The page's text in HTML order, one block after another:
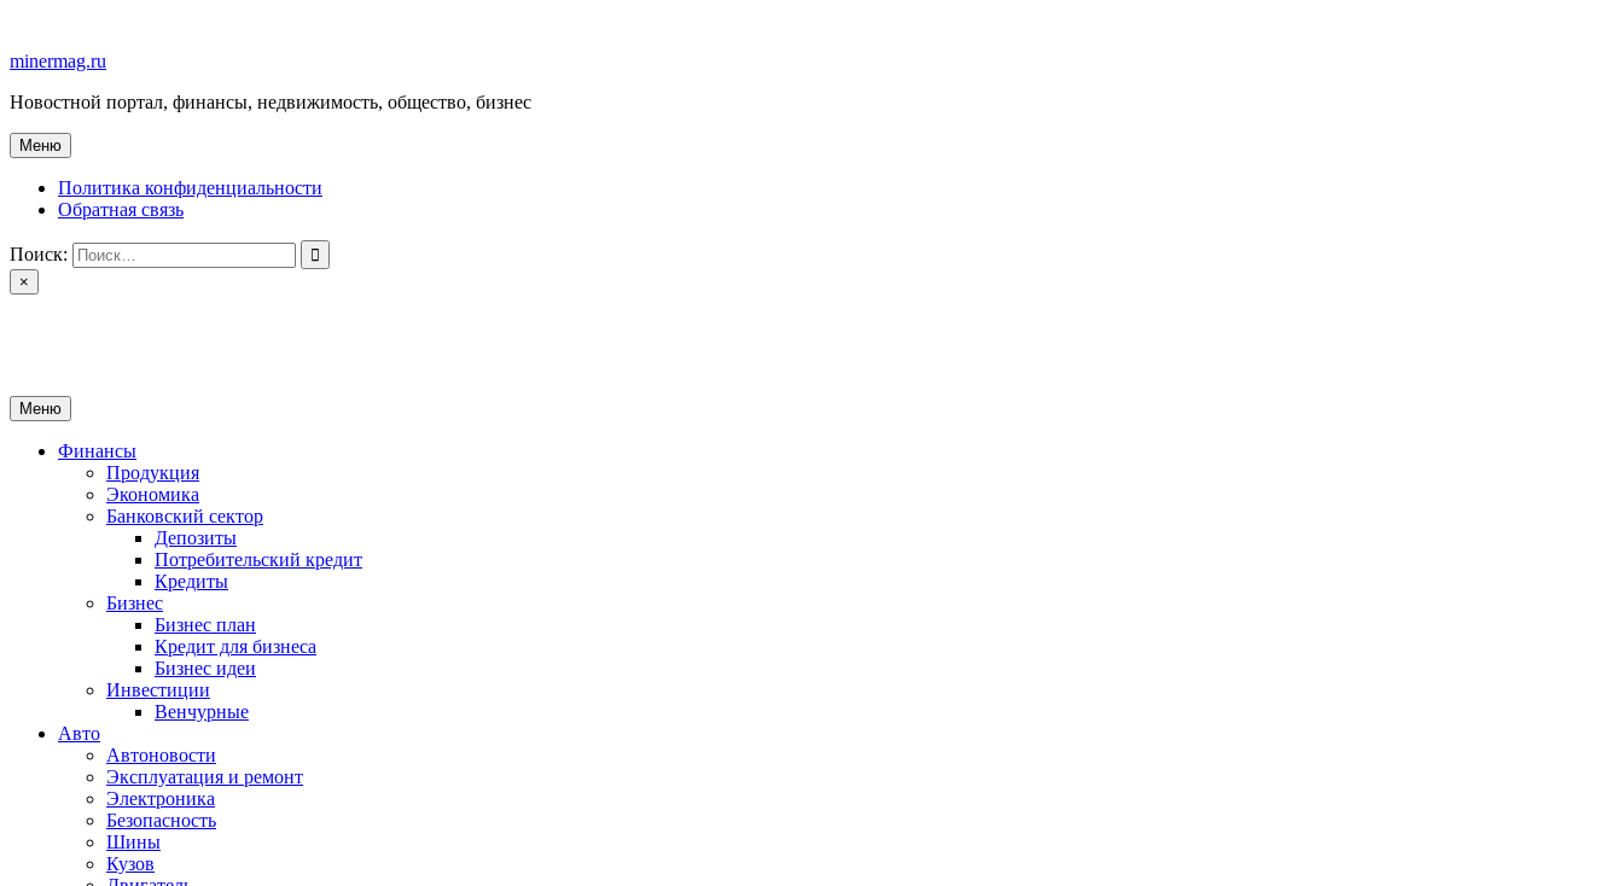
содержимому
minermag.ru
Новостной портал, финансы, недвижимость, общество, бизнес
Меню
Политика конфиденциальности
Обратная связь
Поиск:
×
Меню
Финансы
Продукция
Экономика
Банковский сектор
Депозиты
Потребительский кредит
Кредиты
Бизнес
Бизнес план
Кредит для бизнеса
Бизнес идеи
Инвестиции
Венчурные
Авто
Автоновости
Эксплуатация и ремонт
Электроника
Безопасность
Шины
Кузов